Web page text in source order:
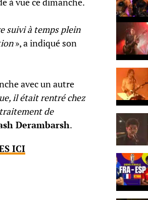
suivi à temps plein
», a indiqué son
avec un autre
il était rentré chez
de
Derambarsh.
ICI